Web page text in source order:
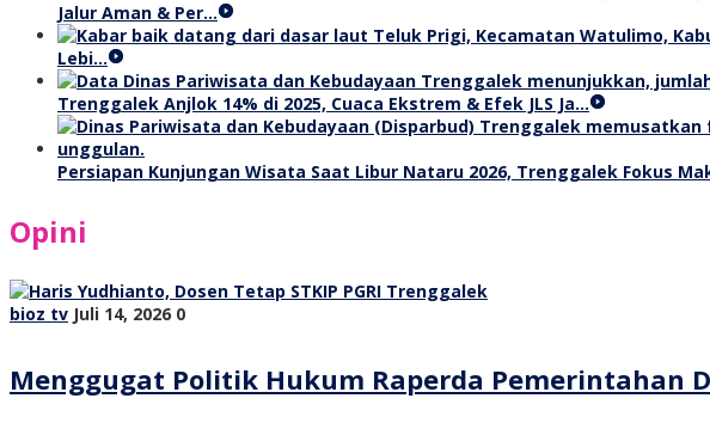
Jalur Aman & Per…
Lebi…
Trenggalek Anjlok 14% di 2025, Cuaca Ekstrem & Efek JLS Ja…
Persiapan Kunjungan Wisata Saat Libur Nataru 2026, Trenggalek Fokus
Opini
bioz tv Juli 14, 2026 0
Menggugat Politik Hukum Raperda Pemerintahan